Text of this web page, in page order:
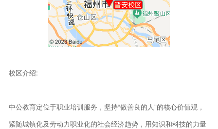
校区介绍:
中公教育定位于职业培训服务，坚持“做善良的人”的核心价值观，
紧随城镇化及劳动力职业化的社会经济趋势，用知识和科技的力量